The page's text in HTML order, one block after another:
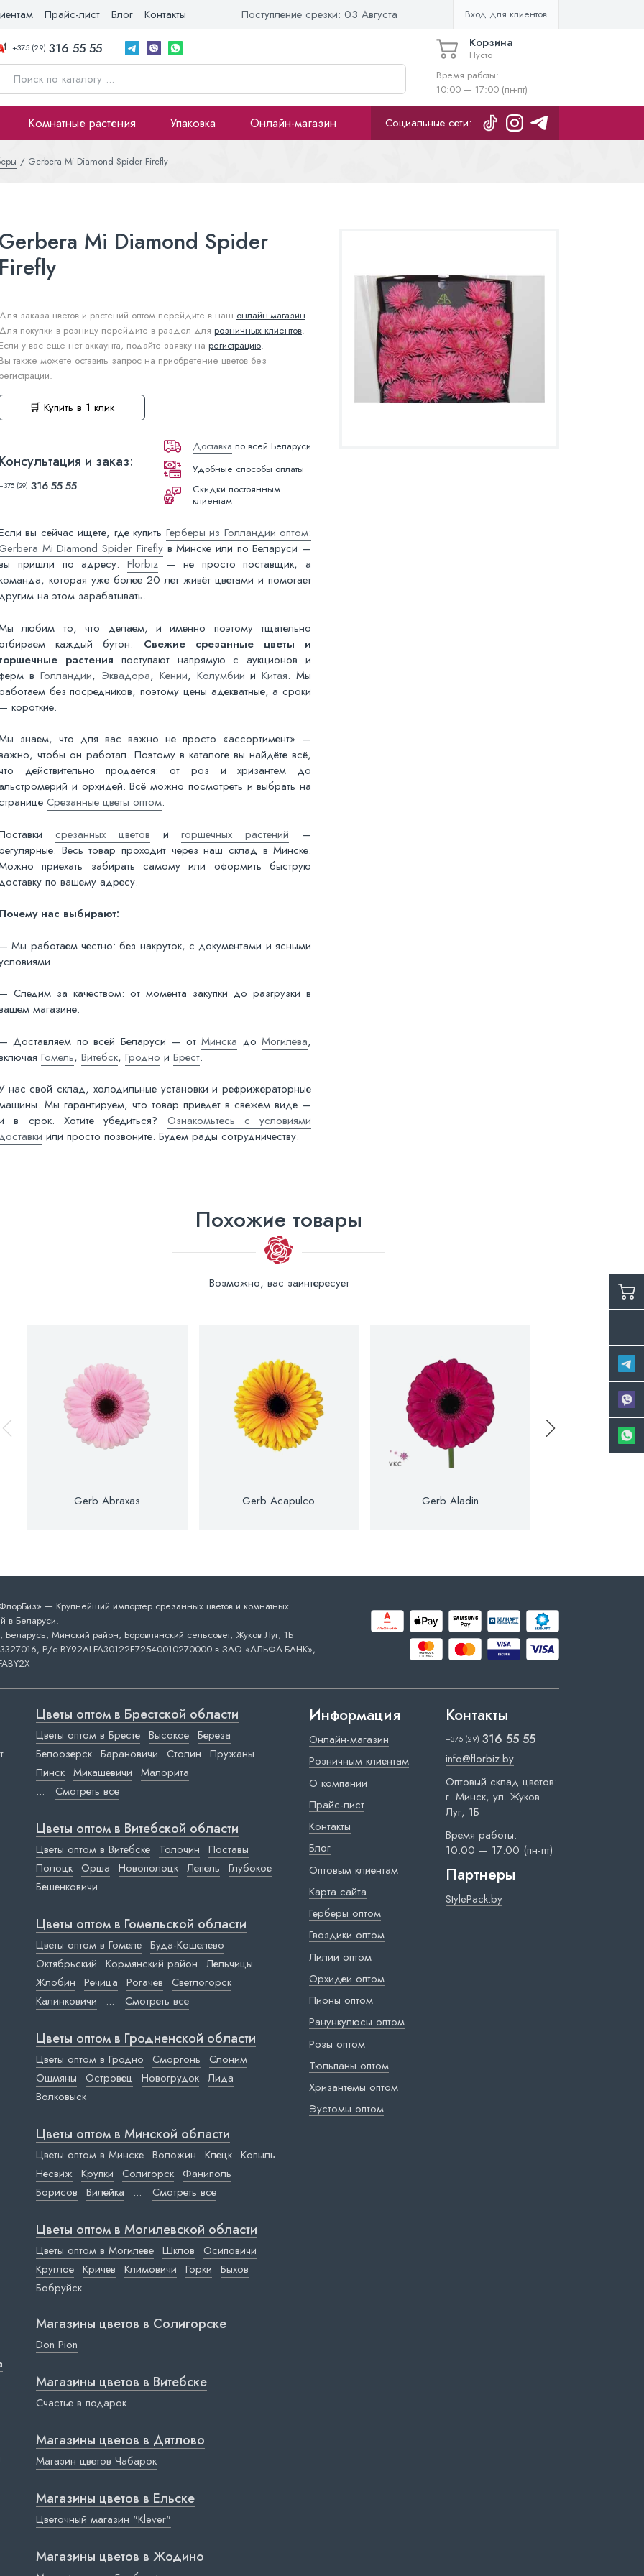
Прайс-лист Блог Контакты Поступление срезки: 03 Августа Вход для клиентов
+375 (29) 316 55 55 Корзина
Пусто
Время работы:
10:00 — 17:00 (пн-пт)
Комнатные растения Упаковка Онлайн-магазин Социальные сети:
Gerbera Mi Diamond Spider Firefly
Gerbera Mi Diamond Spider
Firefly
Для заказа цветов и растений оптом перейдите в наш онлайн-магазин.
Для покупки в розницу перейдите в раздел для розничных клиентов.
Если у вас еще нет аккаунта, подайте заявку на регистрацию.
Вы также можете оставить запрос на приобретение цветов без
регистрации.
🛒 Купить в 1 клик
Консультация и заказ:
+375 (29) 316 55 55
Доставка по всей Беларуси
Удобные способы оплаты
Скидки постоянным
клиентам
вы сейчас ищете, где купить Герберы из Голландии оптом:
Mi Diamond Spider Fireflyв Минске или по Беларуси —
пришли по адресу.Florbiz — не просто поставщик, а
которая уже более 20 лет живёт цветами и помогает
на этом зарабатывать.
любим то, что делаем, и именно поэтому тщательно
каждый бутон. Свежие срезанные цветы и
горшечные растения поступают напрямую с аукционов и
в Голландии, Эквадора, Кении, Колумбии иКитая. Мы
без посредников, поэтому цены адекватные, а сроки
— короткие.
знаем, что для вас важно не просто «ассортимент» —
чтобы он работал. Поэтому в каталоге вы найдёте всё,
действительно продаётся: от роз и хризантем до
и орхидей. Всё можно посмотреть и выбрать на
Срезанные цветы оптом.
срезанных цветов игоршечных растений —
Весь товар проходит через наш склад в Минске.
приехать забирать самому или оформить быструю
по вашему адресу.
Почему нас выбирают:
— Мы работаем честно: без накруток, с документами и ясными
— Следим за качеством: от момента закупки до разгрузки в
магазине.
— Доставляем по всей Беларуси — отМинска доМогилёва,
Гомель, Витебск, Гродно и Брест.
нас свой склад, холодильные установки и рефрижераторные
Мы гарантируем, что товар приедет в свежем виде —
в срок. Хотите убедиться? Ознакомьтесь с условиями
или просто позвоните. Будем рады сотрудничеству.
Похожие товары
Возможно, вас заинтересует
Gerb Abraxas Gerb Acapulco Gerb Aladin
— Крупнейший импортёр срезанных цветов и комнатных
в Беларуси.
Минский район, Боровлянский сельсовет, Жуков Луг, 1Б
Р/с BY92ALFA30122E72540010270000 в ЗАО «АЛЬФА-БАНК»,
Цветы оптом в Брестской области
Цветы оптом в Бресте Высокое Береза
Белоозерск Барановичи Столин Пружаны
Пинск Микашевичи Малорита
... Смотреть все
Цветы оптом в Витебской области
Цветы оптом в Витебске Толочин Поставы
Полоцк Орша Новополоцк Лепель Глубокое
Бешенковичи
Цветы оптом в Гомельской области
Цветы оптом в Гомеле Буда-Кошелево
Октябрьский Кормянский район Лельчицы
Жлобин Речица Рогачев Светлогорск
Калинковичи
... Смотреть все
Цветы оптом в Гродненской области
Цветы оптом в Гродно Сморгонь Слоним
Ошмяны Островец Новогрудок Лида
Волковыск
Цветы оптом в Минской области
Цветы оптом в Минске Воложин Клецк Копыль
Несвиж Крупки Солигорск Фаниполь
Борисов Вилейка ... Смотреть все
Цветы оптом в Могилевской области
Цветы оптом в Могилеве Шклов Осиповичи
Круглое Кричев Климовичи Горки Быхов
Бобруйск
Магазины цветов в Cолигорске
Don Pion
Магазины цветов в Витебске
Счастье в подарок
Магазины цветов в Дятлово
Магазин цветов Чабарок
Магазины цветов в Ельске
Цветочный магазин "Klever"
Магазины цветов в Жодино
Информация
Онлайн-магазин
Розничным клиентам
О компании
Прайс-лист
Контакты
Блог
Оптовым клиентам
Карта сайта
Герберы оптом
Гвоздики оптом
Лилии оптом
Орхидеи оптом
Пионы оптом
Ранункулюсы оптом
Розы оптом
Тюльпаны оптом
Хризантемы оптом
Эустомы оптом
Контакты
+375 (29) 316 55 55
info@florbiz.by
Оптовый склад цветов:
г. Минск, ул. Жуков
Луг, 1Б
Время работы:
10:00 — 17:00 (пн-пт)
Партнеры
StylePack.by